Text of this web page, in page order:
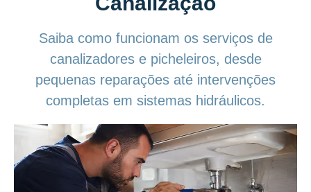
Saiba como funcionam os serviços de
canalizadores e picheleiros, desde
pequenas reparações até intervenções
completas em sistemas hidráulicos.